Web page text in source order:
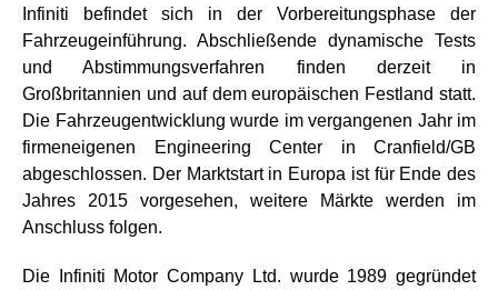
Infiniti befindet sich in der Vorbereitungsphase der
Fahrzeugeinführung. Abschließende dynamische Tests
und Abstimmungsverfahren finden derzeit in
Großbritannien und auf dem europäischen Festland statt.
Die Fahrzeugentwicklung wurde im vergangenen Jahr im
firmeneigenen Engineering Center in Cranfield/GB
abgeschlossen. Der Marktstart in Europa ist für Ende des
Jahres 2015 vorgesehen, weitere Märkte werden im
Anschluss folgen.
Die Infiniti Motor Company Ltd. wurde 1989 gegründet